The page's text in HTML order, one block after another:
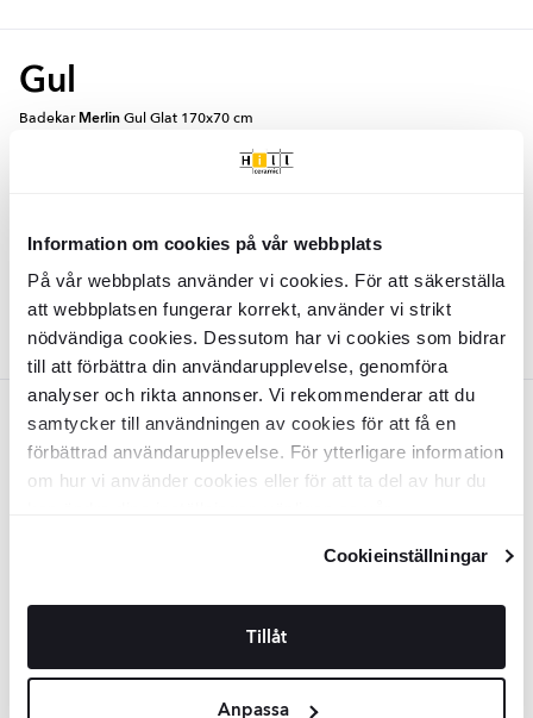
Information om cookies på vår webbplats
På vår webbplats använder vi cookies. För att säkerställa
att webbplatsen fungerar korrekt, använder vi strikt
nödvändiga cookies. Dessutom har vi cookies som bidrar
till att förbättra din användarupplevelse, genomföra
analyser och rikta annonser. Vi rekommenderar att du
samtycker till användningen av cookies för att få en
förbättrad användarupplevelse. För ytterligare information
om hur vi använder cookies eller för att ta del av hur du
Cookieinställningar
Tillåt
Anpassa
Gul
BadekarMerlinGul Glat 170x70 cm
18549DKK27382DKK-32%
TILFØJ TIL KURV
Violet
Violet Glat 170x70
cm